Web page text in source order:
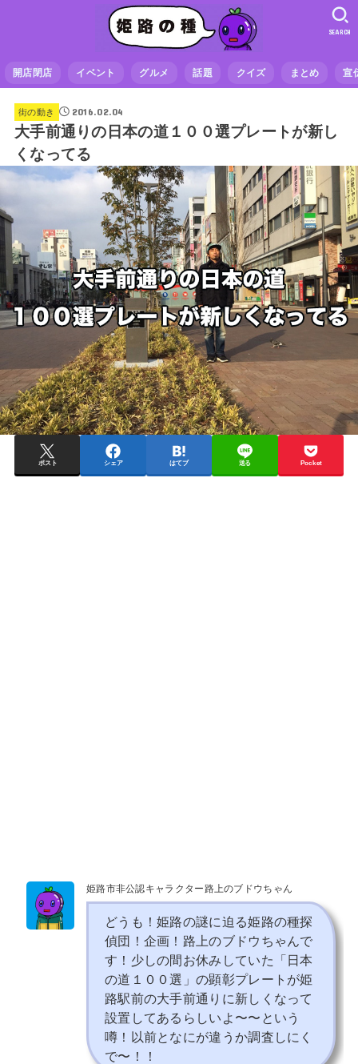
開店閉店 イベント グルメ 話題 クイズ まとめ 宣
SEARCH
街の動き 2016.02.04
大手前通りの日本の道１００選プレートが新し
くなってる
ポスト シェア はてブ 送る Pocket
姫路市非公認キャラクター路上のブドウちゃん
どうも！姫路の謎に迫る姫路の種探
偵団！企画！路上のブドウちゃんで
す！少しの間お休みしていた「日本
の道１００選」の顕彰プレート が姫
路駅前の大手前通りに新しくなって
設置してあるらしいよ〜〜という
噂！以前となにが違うか調査しにく
で〜！！